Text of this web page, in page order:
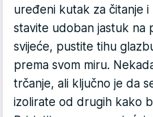
uređeni kutak za čitanje i
stavite udoban jastuk na
svijeće, pustite tihu
prema svom miru.
trčanje, ali ključno je da
izolirate od drugih kako